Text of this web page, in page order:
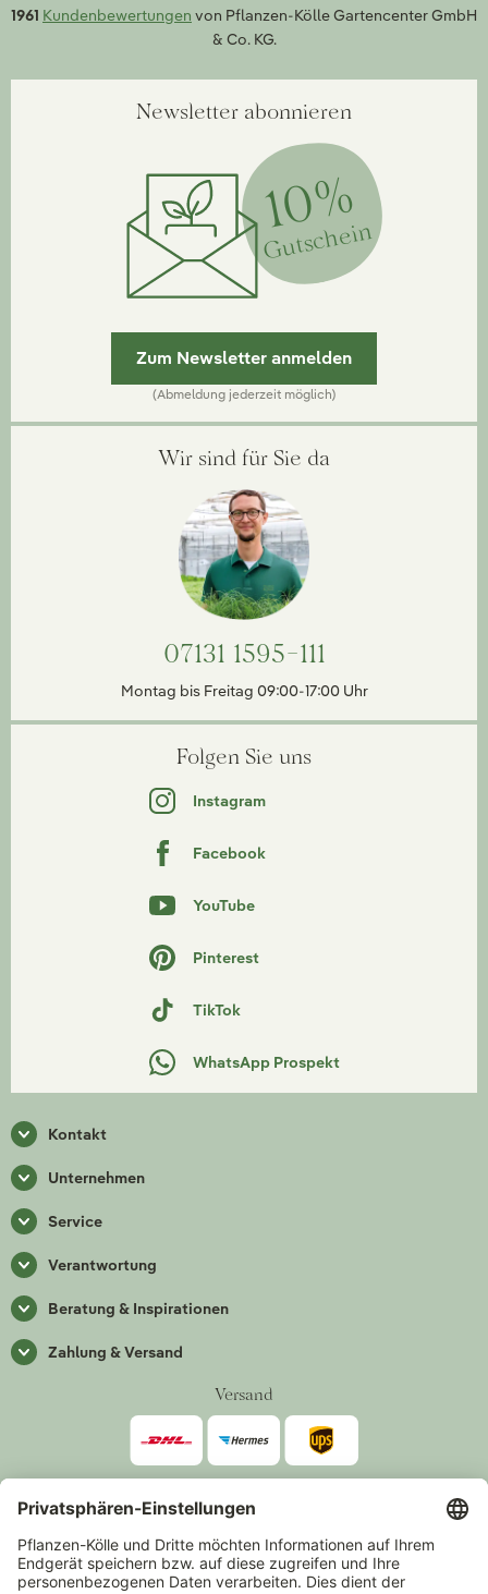
1961 Kundenbewertungen von Pflanzen-Kölle Gartencenter GmbH
& Co. KG.
Newsletter abonnieren
10%
Gutschein
Zum Newsletter anmelden
(Abmeldung jederzeit möglich)
Wir sind für Sie da
07131 1595-111
Montag bis Freitag 09:00-17:00 Uhr
Folgen Sie uns
Instagram
Facebook
YouTube
Pinterest
TikTok
WhatsApp Prospekt
Kontakt
Unternehmen
Service
Verantwortung
Beratung & Inspirationen
Zahlung & Versand
Versand